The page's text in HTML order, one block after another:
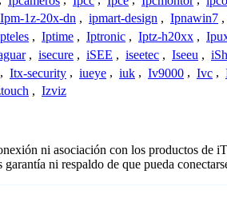
Ipm-1z-20x-dn , ipmart-design , Ipnawin7 ,
, Iptime , Iptronic , Iptz-h20xx ,
, isecure , iSEE , iseetec , Iseeu ,
, Itx-security , iueye , iuk , Iv9000 , Ivc ,
, Izviz
ni asociación con los productos de
ni respaldo de que pueda